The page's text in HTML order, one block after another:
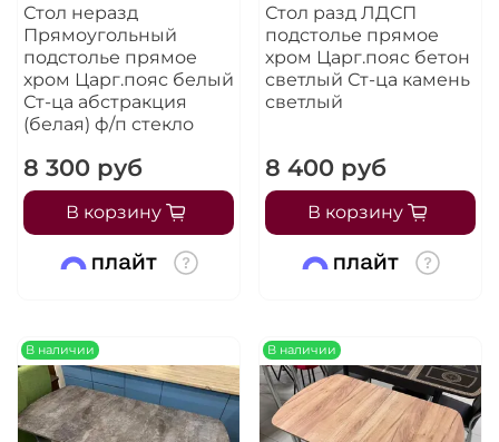
Стол неразд
Прямоугольный
подстолье прямое
хром Царг.пояс белый
Ст-ца абстракция
(белая) ф/п стекло
8 300 руб
В корзину
Стол разд ЛДСП
подстолье прямое
хром Царг.пояс бетон
светлый Ст-ца камень
светлый
8 400 руб
В корзину
В наличии В наличии